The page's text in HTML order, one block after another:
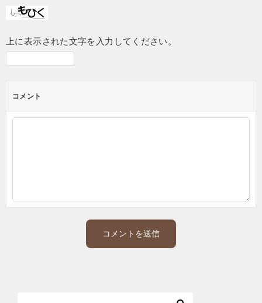
上に表示された文字を入力してください。
コメント